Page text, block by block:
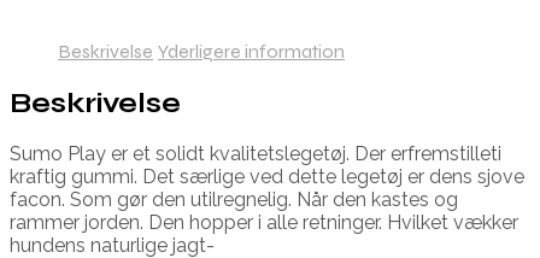
Beskrivelse Yderligere information
Beskrivelse
Sumo Play er et solidt kvalitetslegetøj. Der erfremstilleti
kraftig gummi. Det særlige ved dette legetøj er dens sjove
facon. Som gør den utilregnelig. Når den kastes og
rammer jorden. Den hopper i alle retninger. Hvilket vækker
hundens naturlige jagt-